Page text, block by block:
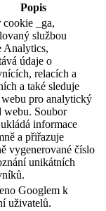
Popis
cookie _ga,
službou
Analytics,
údaje o
relacích a
a také sleduje
pro analytický
webu. Soubor
informace
a přiřazuje
vygenerované číslo
unikátních
Googlem k
uživatelů.